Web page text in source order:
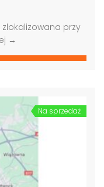
zlokalizowana przy
→
Na sprzedaż